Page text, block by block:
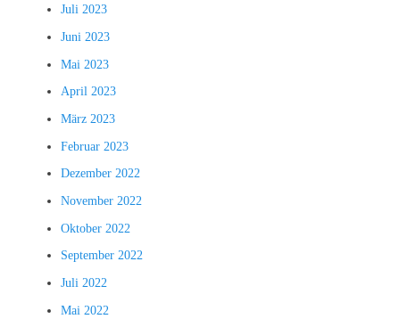
Juli 2023
Juni 2023
Mai 2023
April 2023
März 2023
Februar 2023
Dezember 2022
November 2022
Oktober 2022
September 2022
Juli 2022
Mai 2022